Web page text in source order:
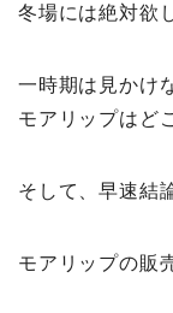
冬場には絶対欲
一時期は見かけ
モアリップはど
そして、早速結
モアリップの販